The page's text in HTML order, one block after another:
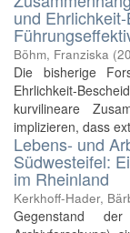
und
Böhm, Franziska (
Die bisherige
Ehrlichkeit-
kurvilineare
implizieren, dass
Lebens- und
Südwesteifel:
im Rheinland
Kerkhoff-Hader,
Gegenstand